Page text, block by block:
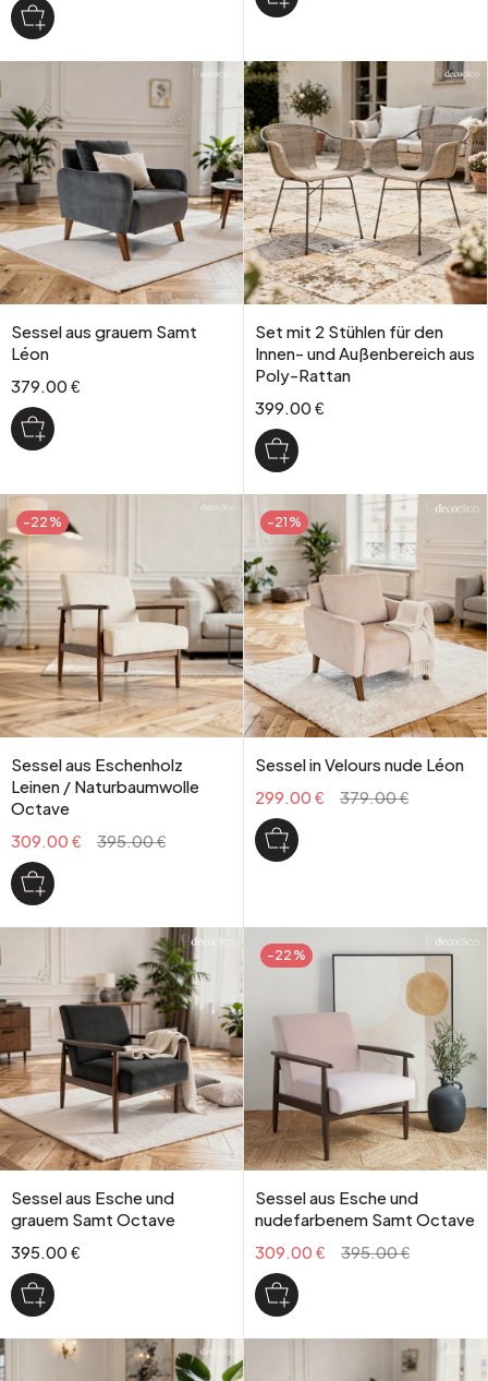
Sessel aus grauem Samt
Léon
379.00 €
Set mit 2 Stühlen für den
Innen- und Außenbereich aus
Poly-Rattan
399.00 €
-22%
Sessel aus Eschenholz
Leinen / Naturbaumwolle
Octave
309.00 €
395.00 €
-21%
Sessel in Velours nude Léon
299.00 €
379.00 €
Sessel aus Esche und
grauem Samt Octave
395.00 €
-22%
Sessel aus Esche und
nudefarbenem Samt Octave
309.00 €
395.00 €